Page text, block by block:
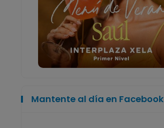
Mantente al día en Facebook